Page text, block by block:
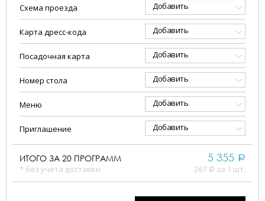
Схема проезда Добавить
Карта дресс-кода Добавить
Посадочная карта Добавить
Номер стола Добавить
Меню Добавить
Приглашение Добавить
ИТОГО ЗА 20 ПРОГРАММ
* без учета доставки
5 355 a
267 a за 1 шт.